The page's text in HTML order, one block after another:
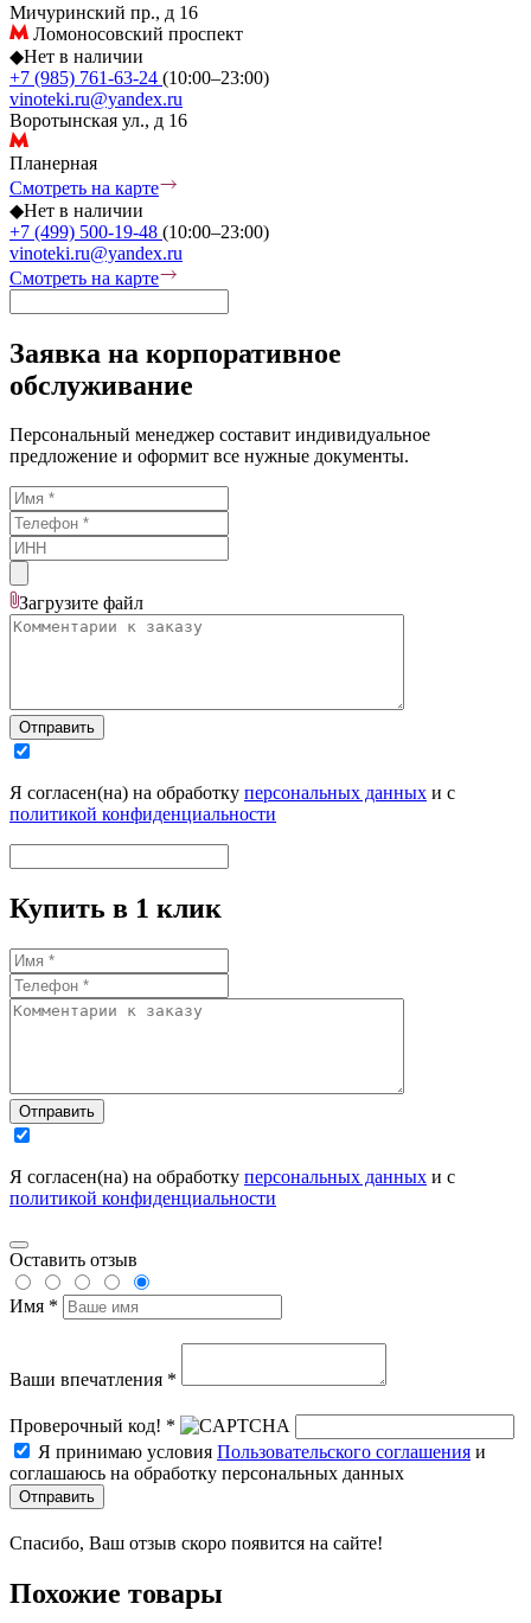
Мичуринский пр., д 16
Ломоносовский проспект
◆Нет в наличии
+7 (985) 761-63-24 (10:00–23:00)
vinoteki.ru@yandex.ru
Воротынская ул., д 16
Планерная
Смотреть на карте
◆Нет в наличии
+7 (499) 500-19-48 (10:00–23:00)
vinoteki.ru@yandex.ru
Смотреть на карте
Заявка на корпоративное
обслуживание
Персональный менеджер составит индивидуальное
предложение и оформит все нужные документы.
Загрузите файл
Отправить
Я согласен(на) на обработку персональных данных и с
политикой конфиденциальности
Купить в 1 клик
Отправить
Я согласен(на) на обработку персональных данных и с
политикой конфиденциальности
Оставить отзыв
Имя *
Ваши впечатления *
Проверочный код! *
Я принимаю условия Пользовательского соглашения и
соглашаюсь на обработку персональных данных
Отправить
Спасибо, Ваш отзыв скоро появится на сайте!
Похожие товары